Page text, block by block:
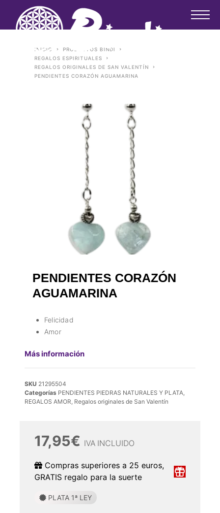
INICIO
PRODUCTOS BINDI
REGALOS ESPIRITUALES
REGALOS ORIGINALES DE SAN VALENTÍN
PENDIENTES CORAZÓN AGUAMARINA
PENDIENTES CORAZÓN
AGUAMARINA
Felicidad
Amor
Más información
SKU 21295504
Categorías PENDIENTES PIEDRAS NATURALES Y PLATA,
REGALOS AMOR, Regalos originales de San Valentín
17,95€ IVA INCLUIDO
Compras superiores a 25 euros,
GRATIS regalo para la suerte
PLATA 1ª LEY